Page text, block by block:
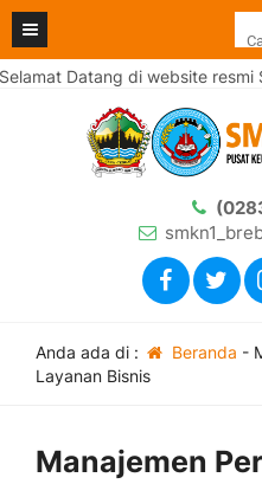
Datang di website resmi
Anda ada di : Beranda -
Layanan Bisnis
Manajemen